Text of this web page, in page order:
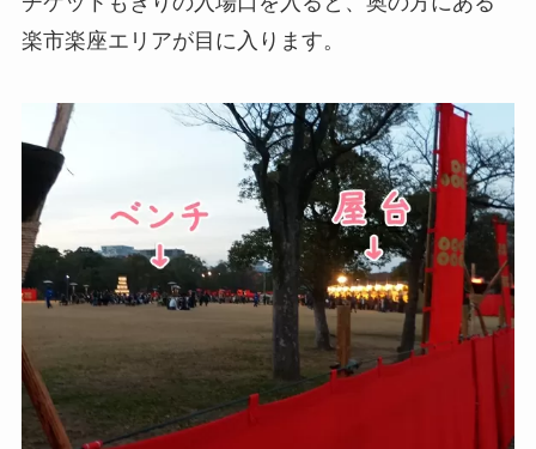
楽市楽座エリアが目に入ります。